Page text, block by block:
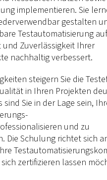
implementieren. Sie
gestalten
Testautomatisierung
und Zuverlässigkeit Ihrer
nachhaltig verbessert.
steigern Sie die
in Ihren Projekten
sind Sie in der Lage sein,
und zu
Die Schulung richtet sich
zertifizieren lassen